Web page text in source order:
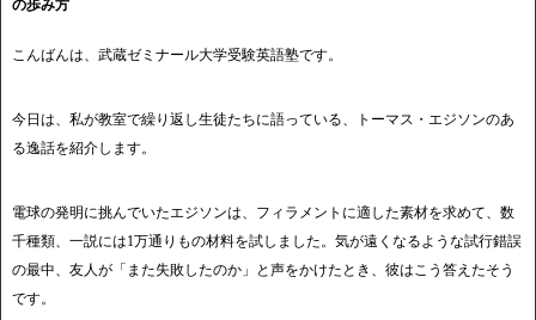
の歩み方
こんばんは、武蔵ゼミナール大学受験英語塾です。
今日は、私が教室で繰り返し生徒たちに語っている、トーマス・エジソンのあ
る逸話を紹介します。
電球の発明に挑んでいたエジソンは、フィラメントに適した素材を求めて、数
千種類、一説には1万通りもの材料を試しました。気が遠くなるような試行錯誤
の最中、友人が「また失敗したのか」と声をかけたとき、彼はこう答えたそう
です。